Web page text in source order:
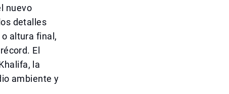
nuevo
detalles
altura final,
El
la
ambiente y